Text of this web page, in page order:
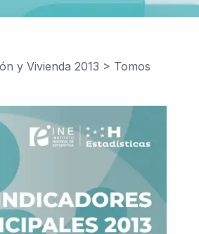
y Vivienda 2013 > Tomos